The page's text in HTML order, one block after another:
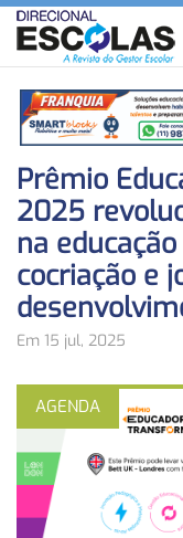
Prêmio
2025
na
cocriação e
Em 15 jul, 2025
AGENDA